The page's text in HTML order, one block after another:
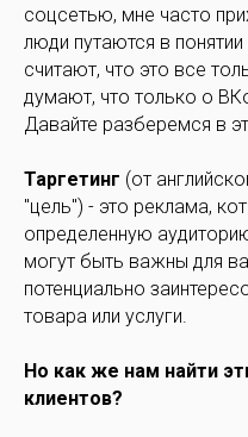
соцсетью, мне часто
люди путаются в
считают, что это все
думают, что только о
Давайте разберемся в
Таргетинг (от
"цель") - это реклама,
определенную
могут быть важны для
потенциально
товара или услуги.
Но как же нам найти
клиентов?